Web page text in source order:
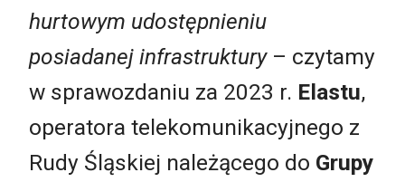
hurtowym udostępnieniu
posiadanej infrastruktury– czytamy
w sprawozdaniu za 2023 r. Elastu,
operatora telekomunikacyjnego z
Rudy Śląskiej należącego do Grupy